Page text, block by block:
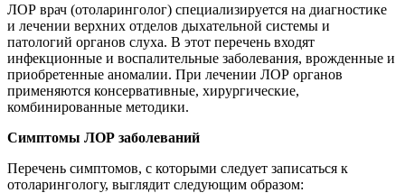
ЛОР врач (отоларинголог) специализируется на диагностике
и лечении верхних отделов дыхательной системы и
патологий органов слуха. В этот перечень входят
инфекционные и воспалительные заболевания, врожденные и
приобретенные аномалии. При лечении ЛОР органов
применяются консервативные, хирургические,
комбинированные методики.
Симптомы ЛОР заболеваний
Перечень симптомов, с которыми следует записаться к
отоларингологу, выглядит следующим образом: